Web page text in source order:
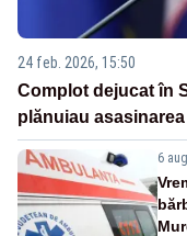
24 feb. 2026, 15:50
Complot dejucat în
plănuiau
6